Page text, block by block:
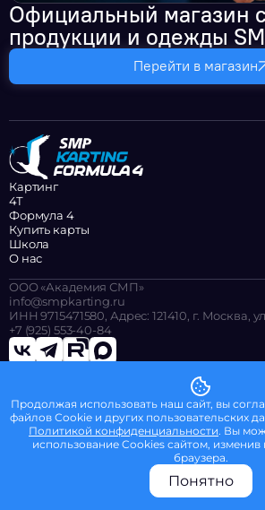
Школа
Официальный магазин
продукции и одежды
Перейти в магазин
Картинг
4Т
Формула 4
Купить карты
Школа
О нас
ООО «Академия СМП»
info@smpkarting.ru
ИНН 9715471580, Адрес: 121410, г. Москва,
+7 (925) 553-40-84
© 2026 ООО «Академия СМП»
Политика конфиденциальности
Оферта SMP F4 2025 для зрителей
Политика в отношении обработки
Продолжая использовать наш сайт, вы
файлов Сookie и других пользовательских
Политикой конфиденциальности. Вы
использование Cookies сайтом,
браузера.
Понятно